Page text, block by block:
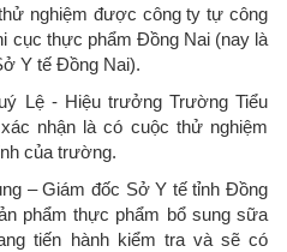
nghiệm được công ty tự công
cục thực phẩm Đồng Nai (nay là
Y tế Đồng Nai).
Lệ - Hiệu trưởng Trường Tiểu
nhận là có cuộc thử nghiệm
của trường.
– Giám đốc Sở Y tế tỉnh Đồng
phẩm thực phẩm bổ sung sữa
tiến hành kiểm tra và sẽ có